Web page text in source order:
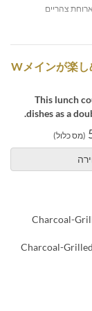
ארוחת צהריים
【土日祝】Wメイ
This lunch
dishes as a
(מס כלול)
◯ Charcoal-
◯ Charcoal-